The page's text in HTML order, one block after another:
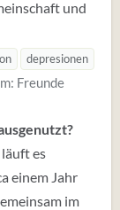
und
depresionen
Freunde
es
einem Jahr
im